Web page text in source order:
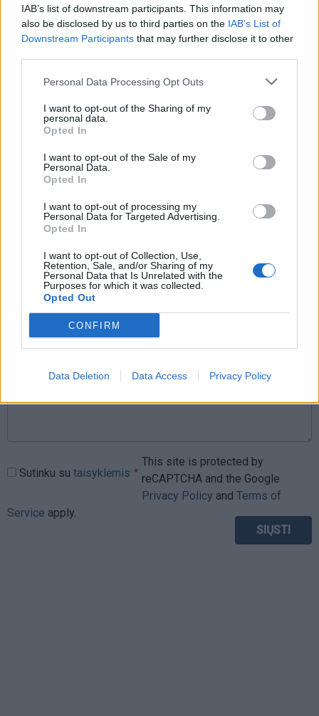
IAB’s list of downstream participants. This information may
also be disclosed by us to third parties on the IAB’s List of
Downstream Participants that may further disclose it to other
Personal Data Processing Opt Outs
I want to opt-out of the Sharing of my
personal data.
Opted In
I want to opt-out of the Sale of my
Personal Data.
Opted In
I want to opt-out of processing my
Personal Data for Targeted Advertising.
Opted In
I want to opt-out of Collection, Use,
Retention, Sale, and/or Sharing of my
Personal Data that Is Unrelated with the
Purposes for which it was collected.
Opted Out
CONFIRM
Data Deletion Data Access Privacy Policy
Komentarai
Rašyti komentarą
Komentaras
Sutinku su taisyklėmis
This site is protected by
reCAPTCHA and the Google
Privacy Policy and Terms of
Service apply.